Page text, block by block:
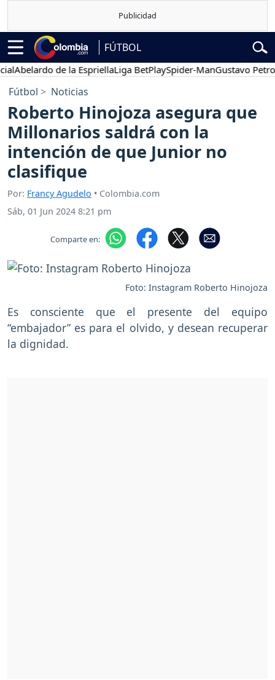
FÚTBOL
de la EspriellaLiga BetPlaySpider-ManGustavo Petro
Fútbol Noticias
Roberto Hinojoza asegura que
Millonarios saldrá con la
intención de que Junior no
clasifique
Por: Francy Agudelo • Colombia.com
Sáb, 01 Jun 2024 8:21 pm
Comparte en:
Foto: Instagram Roberto Hinojoza
Es consciente que el presente del equipo
“embajador” es para el olvido, y desean recuperar
la dignidad.